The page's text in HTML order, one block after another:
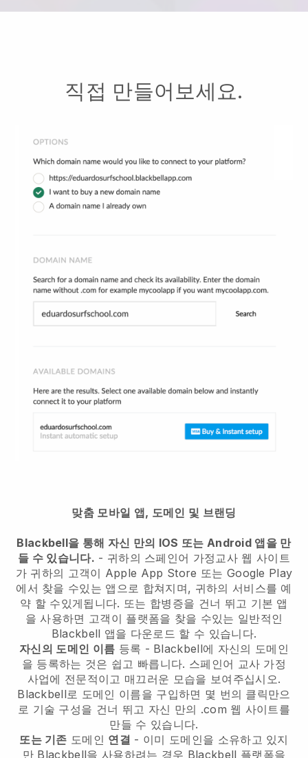
직접 만들어보세요.
맞춤 모바일 앱, 도메인 및 브랜딩
Blackbell을 통해 자신 만의 IOS 또는 Android 앱을 만
들 수 있습니다. - 귀하의 스페인어 가정교사 웹 사이트
가 귀하의 고객이 Apple App Store 또는 Google Play
에서 찾을 수있는 앱으로 합쳐지며, 귀하의 서비스를 예
약 할 수있게됩니다. 또는 합병증을 건너 뛰고 기본 앱
을 사용하면 고객이 플랫폼을 찾을 수있는 일반적인
Blackbell 앱을 다운로드 할 수 있습니다.
자신의 도메인 이름 등록 - Blackbell에 자신의 도메인
을 등록하는 것은 쉽고 빠릅니다. 스페인어 교사 가정
사업에 전문적이고 매끄러운 모습을 보여주십시오.
Blackbell로 도메인 이름을 구입하면 몇 번의 클릭만으
로 기술 구성을 건너 뛰고 자신 만의 .com 웹 사이트를
만들 수 있습니다.
또는 기존 도메인 연결 - 이미 도메인을 소유하고 있지
만 Blackbell을 사용하려는 경우 Blackbell 플랫폼을